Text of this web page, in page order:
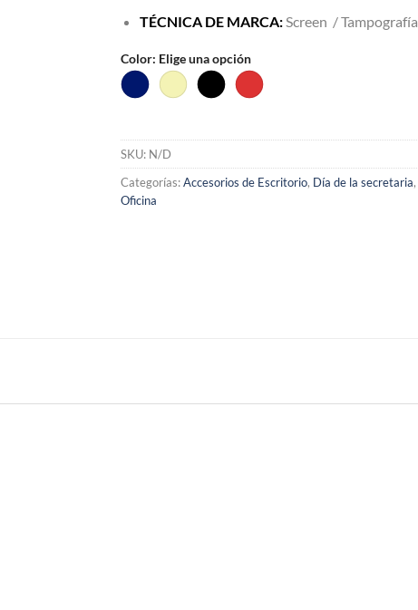
TÉCNICA DE MARCA:Screen / Tampografía
Color: Elige una opción
SKU: N/D
Categorías:Accesorios de Escritorio, Día de la secretaria,
Oficina